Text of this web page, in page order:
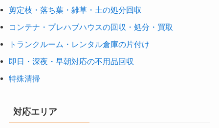
剪定枝・落ち葉・雑草・土の処分回収
コンテナ・プレハブハウスの回収・処分・買取
トランクルーム・レンタル倉庫の片付け
即日・深夜・早朝対応の不用品回収
特殊清掃
対応エリア